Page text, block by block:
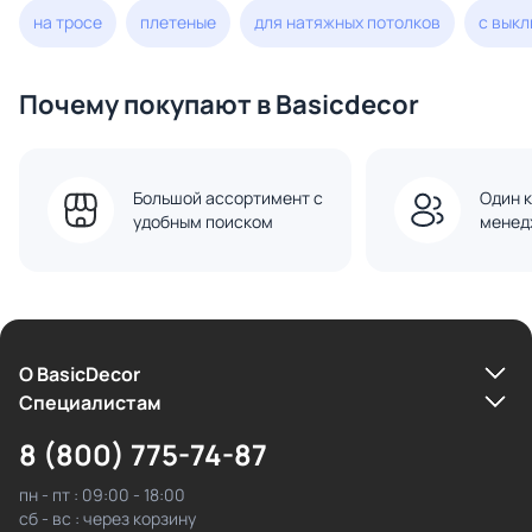
на тросе плетеные для натяжных потолков с
Почему покупают в Basicdecor
Большой ассортимент с
удобным поиском
Один
О BasicDecor
Cпециалистам
8 (800) 775-74-87
пн - пт : 09:00 - 18:00
сб - вс : через корзину